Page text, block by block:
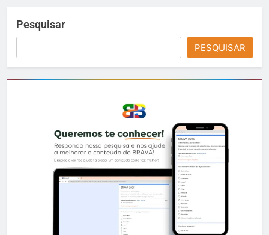
Pesquisar
PESQUISAR